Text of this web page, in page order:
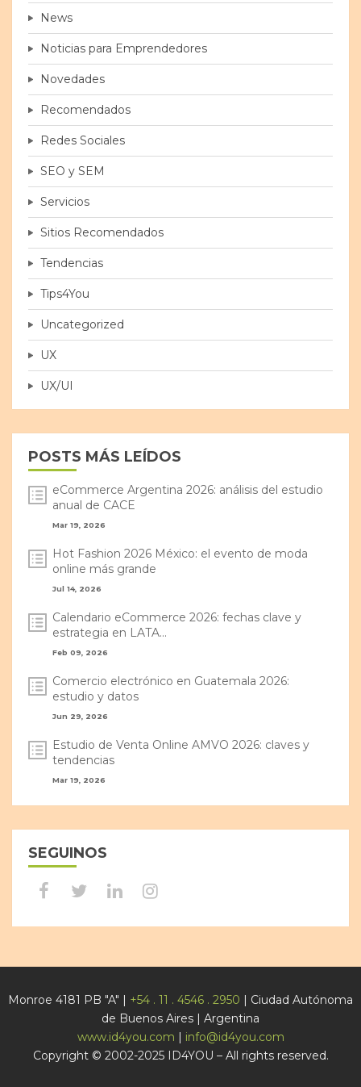
News
Noticias para Emprendedores
Novedades
Recomendados
Redes Sociales
SEO y SEM
Servicios
Sitios Recomendados
Tendencias
Tips4You
Uncategorized
UX
UX/UI
POSTS MÁS LEÍDOS
eCommerce Argentina 2026: análisis del estudio
anual de CACE
Mar 19, 2026
Hot Fashion 2026 México: el evento de moda
online más grande
Jul 14, 2026
Calendario eCommerce 2026: fechas clave y
estrategia en LATA...
Feb 09, 2026
Comercio electrónico en Guatemala 2026:
estudio y datos
Jun 29, 2026
Estudio de Venta Online AMVO 2026: claves y
tendencias
Mar 19, 2026
SEGUINOS
Monroe 4181 PB "A" | +54 . 11 . 4546 . 2950 | Ciudad Autónoma
de Buenos Aires | Argentina
www.id4you.com | info@id4you.com
Copyright © 2002-2025 ID4YOU – All rights reserved.